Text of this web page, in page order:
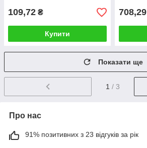
109,72 ₴
Купити
708,29
Показати ще
1 / 3
Про нас
91% позитивних з 23 відгуків за рік